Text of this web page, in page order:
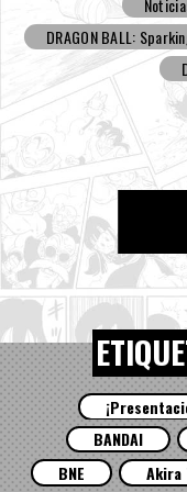
DRAGON BALL:
BANDAI
BNE
Akira